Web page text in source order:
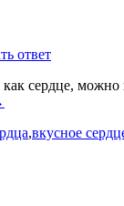
ответ
сердце,
,вкусное